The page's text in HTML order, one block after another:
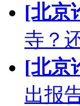
[北京
寺？
[北京
出报